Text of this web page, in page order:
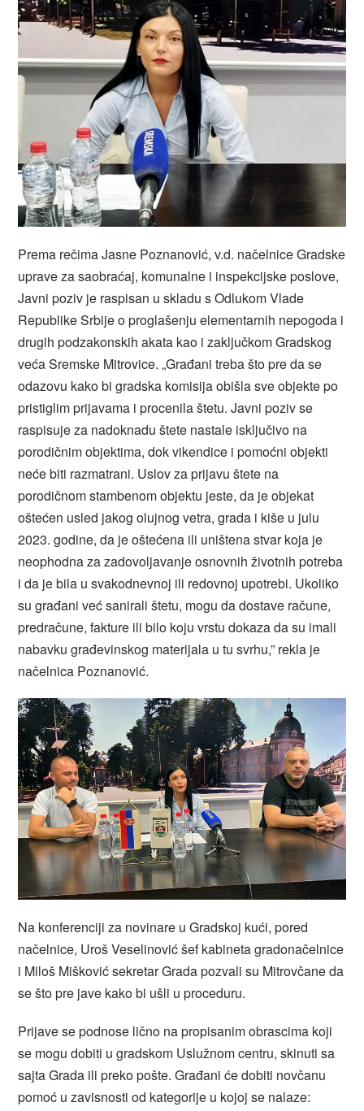
Prema rečima Jasne Poznanović, v.d. načelnice Gradske
uprave za saobraćaj, komunalne i inspekcijske poslove,
Javni poziv je raspisan u skladu s Odlukom Vlade
Republike Srbije o proglašenju elementarnih nepogoda i
drugih podzakonskih akata kao i zaključkom Gradskog
veća Sremske Mitrovice. „Građani treba što pre da se
odazovu kako bi gradska komisija obišla sve objekte po
pristiglim prijavama i procenila štetu. Javni poziv se
raspisuje za nadoknadu štete nastale isključivo na
porodičnim objektima, dok vikendice i pomoćni objekti
neće biti razmatrani. Uslov za prijavu štete na
porodičnom stambenom objektu jeste, da je objekat
oštećen usled jakog olujnog vetra, grada i kiše u julu
2023. godine, da je oštećena ili uništena stvar koja je
neophodna za zadovoljavanje osnovnih životnih potreba
i da je bila u svakodnevnoj ili redovnoj upotrebi. Ukoliko
su građani već sanirali štetu, mogu da dostave račune,
predračune, fakture ili bilo koju vrstu dokaza da su imali
nabavku građevinskog materijala u tu svrhu,” rekla je
načelnica Poznanović.
Na konferenciji za novinare u Gradskoj kući, pored
načelnice, Uroš Veselinović šef kabineta gradonačelnice
i Miloš Mišković sekretar Grada pozvali su Mitrovčane da
se što pre jave kako bi ušli u proceduru.
Prijave se podnose lično na propisanim obrascima koji
se mogu dobiti u gradskom Uslužnom centru, skinuti sa
sajta Grada ili preko pošte. Građani će dobiti novčanu
pomoć u zavisnosti od kategorije u kojoj se nalaze: